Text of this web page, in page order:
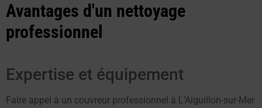
Avantages d'un nettoyage
professionnel
Expertise et équipement
Faire appel à un couvreur professionnel à L’Aiguillon-sur-Mer